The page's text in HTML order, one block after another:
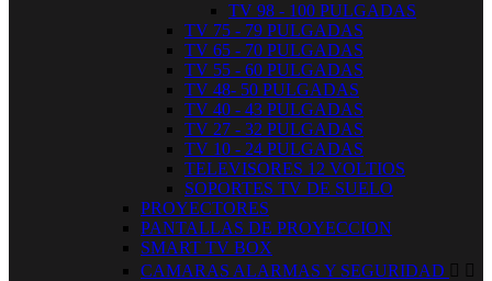
TV 98 - 100 PULGADAS
TV 75 - 79 PULGADAS
TV 65 - 70 PULGADAS
TV 55 - 60 PULGADAS
TV 48- 50 PULGADAS
TV 40 - 43 PULGADAS
TV 27 - 32 PULGADAS
TV 10 - 24 PULGADAS
TELEVISORES 12 VOLTIOS
SOPORTES TV DE SUELO
PROYECTORES
PANTALLAS DE PROYECCION
SMART TV BOX
CAMARAS ALARMAS Y SEGURIDAD  